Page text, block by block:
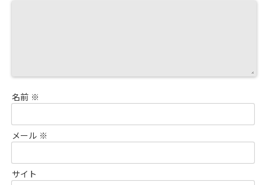
名前 ※
メール ※
サイト